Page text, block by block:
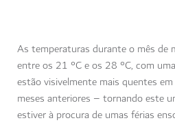
As temperaturas durante o mês de
entre os 21 °C e os 28 °C, com
estão visivelmente mais quentes
meses anteriores – tornando este
estiver à procura de umas férias